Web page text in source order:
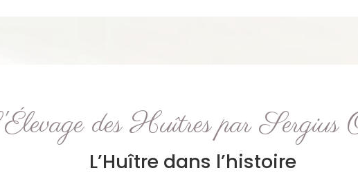
des Huîtres par Sergius
L’Huître dans l’histoire